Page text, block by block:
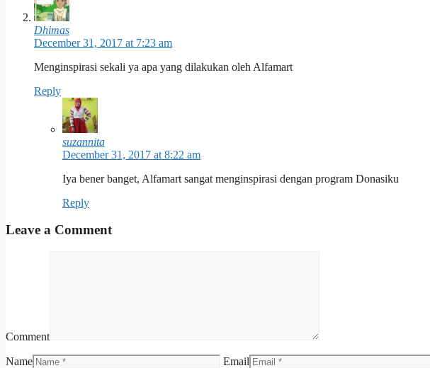
Dhimas
December 31, 2017 at 7:23 am
Menginspirasi sekali ya apa yang dilakukan oleh Alfamart
Reply
suzannita
December 31, 2017 at 8:22 am
Iya bener banget, Alfamart sangat menginspirasi dengan program Donasiku
Reply
Leave a Comment
Comment
Name Email